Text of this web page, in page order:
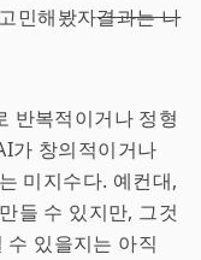
민해봤자결과는 나
반복적이거나 정형
가 창의적이거나
미지수다. 예컨대,
들 수 있지만, 그것
있을지는 아직